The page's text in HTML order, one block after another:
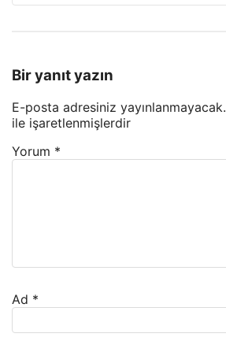
Bir yanıt yazın
E-posta adresiniz yayınlanmayacak.
ile işaretlenmişlerdir
Yorum *
Ad *